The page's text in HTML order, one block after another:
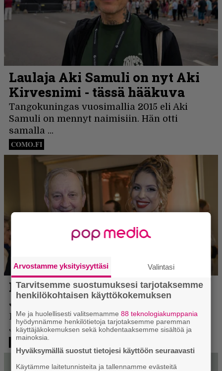
Arvostamme yksityisyyttäsi Valintasi
Tarvitsemme suostumuksesi tarjotaksemme
henkilökohtaisen käyttökokemuksen
Me ja huolellisesti valitsemamme88 teknologiakumppania
hyödynnämme henkilötietoja tarjotaksemme paremman
käyttäjäkokemuksen sekä kohdentaaksemme sisältöä ja
mainoksia.
Hyväksymällä suostut tietojesi käyttöön seuraavasti
Käytämme laitetunnisteita ja tallennamme evästeitä